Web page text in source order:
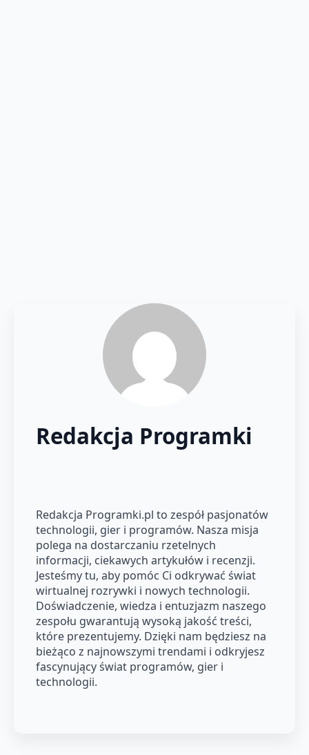
Redakcja Programki
Redakcja Programki.pl to zespół pasjonatów
technologii, gier i programów. Nasza misja
polega na dostarczaniu rzetelnych
informacji, ciekawych artykułów i recenzji.
Jesteśmy tu, aby pomóc Ci odkrywać świat
wirtualnej rozrywki i nowych technologii.
Doświadczenie, wiedza i entuzjazm naszego
zespołu gwarantują wysoką jakość treści,
które prezentujemy. Dzięki nam będziesz na
bieżąco z najnowszymi trendami i odkryjesz
fascynujący świat programów, gier i
technologii.